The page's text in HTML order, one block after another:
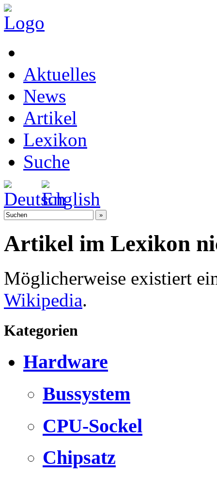
Aktuelles
News
Artikel
Lexikon
Suche
Artikel im Lexikon
Möglicherweise existiert
Wikipedia.
Kategorien
Hardware
Bussystem
CPU-Sockel
Chipsatz